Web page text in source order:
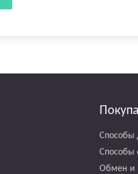
Способы
Способы
Обмен и